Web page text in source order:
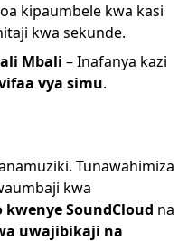
kipaumbele kwa kasi
kwa sekunde.
Mbali – Inafanya kazi
vya simu.
Tunawahimiza
kwa
SoundCloud na
uwajibikaji na